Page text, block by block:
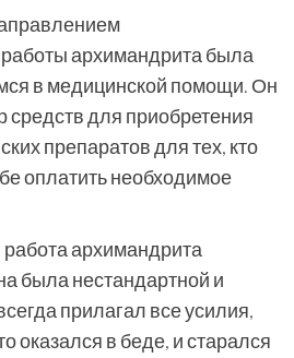
архимандрита была
в медицинской помощи. Он
средств для приобретения
препаратов для тех, кто
оплатить необходимое
архимандрита
была нестандартной и
прилагал все усилия,
оказался в беде, и старался